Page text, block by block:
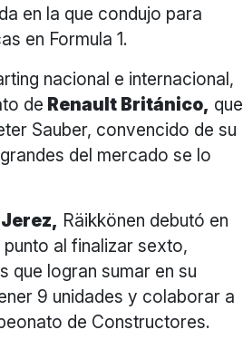
en la que condujo para
en Formula 1.
nacional e internacional,
de Renault Británico, que
Sauber, convencido de su
del mercado se lo
Räikkönen debutó en
al finalizar sexto,
que logran sumar en su
9 unidades y colaborar a
de Constructores.